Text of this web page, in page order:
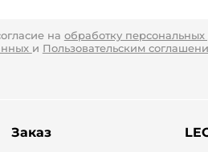
на обработку
и Пользовательским
Заказ